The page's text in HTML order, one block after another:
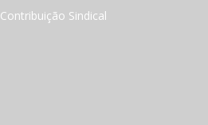
Contribuição Sindical